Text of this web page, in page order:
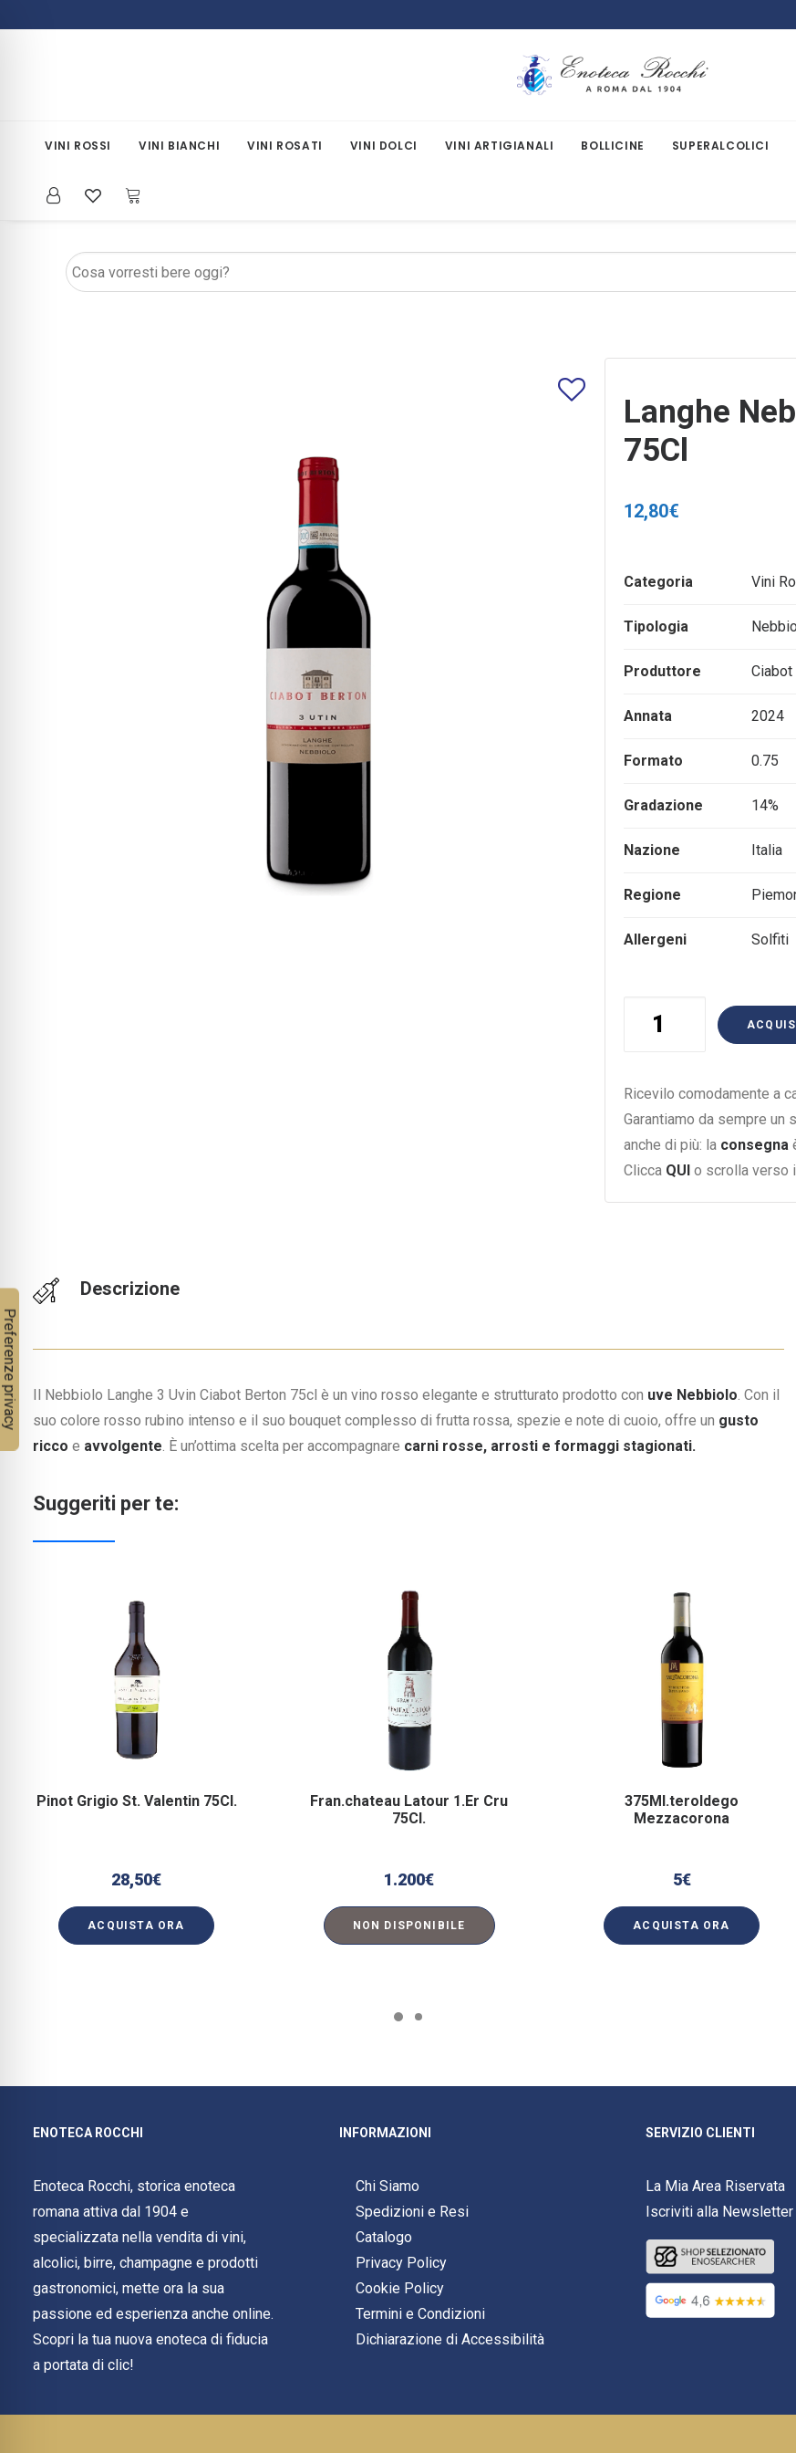
VINI ROSSI VINI BIANCHI VINI ROSATI VINI DOLCI VINI ARTIGIANALI BOLLICINE SUPERALCOLICI
Langhe
75Cl
12,80€
Categoria Vini
Tipologia
Produttore Ciabot
Annata 2024
Formato 0.75
Gradazione 14%
Nazione Italia
Regione
Allergeni Solfiti
Nebbiolo
Utin
Ciabot
Berton
75Cl
Ricevilo comodamente a
Garantiamo da sempre un
anche di più: la consegna
Clicca QUI o scrolla verso
Descrizione
Il Nebbiolo Langhe 3 Uvin Ciabot Berton 75cl è un vino rosso elegante e strutturato prodotto con uve Nebbiolo. Con il
suo colore rosso rubino intenso e il suo bouquet complesso di frutta rossa, spezie e note di cuoio, offre un gusto
ricco e avvolgente. È un’ottima scelta per accompagnare carni rosse, arrosti e formaggi stagionati.
Suggeriti per te:
Pinot Grigio St. Valentin 75Cl.
28,50€
ACQUISTA ORA
Fran.chateau Latour 1.Er Cru
75Cl.
1.200€
NON DISPONIBILE
375Ml.teroldego
Mezzacorona
5€
ACQUISTA ORA
ENOTECA ROCCHI
Enoteca Rocchi, storica enoteca
romana attiva dal 1904 e
specializzata nella vendita di vini,
alcolici, birre, champagne e prodotti
gastronomici, mette ora la sua
passione ed esperienza anche online.
Scopri la tua nuova enoteca di fiducia
a portata di clic!
INFORMAZIONI
Chi Siamo
Spedizioni e Resi
Catalogo
Privacy Policy
Cookie Policy
Termini e Condizioni
Dichiarazione di Accessibilità
SERVIZIO CLIENTI
La Mia Area Riservata
Iscriviti alla Newsletter